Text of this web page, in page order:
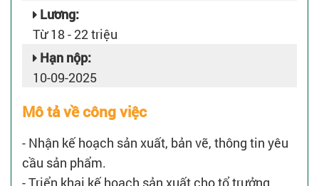
Lương:
Từ 18 - 22 triệu
Hạn nộp:
10-09-2025
Mô tả về công việc
- Nhận kế hoạch sản xuất, bản vẽ, thông tin yêu
cầu sản phẩm.
- Triển khai kế hoạch sản xuất cho tổ trưởng